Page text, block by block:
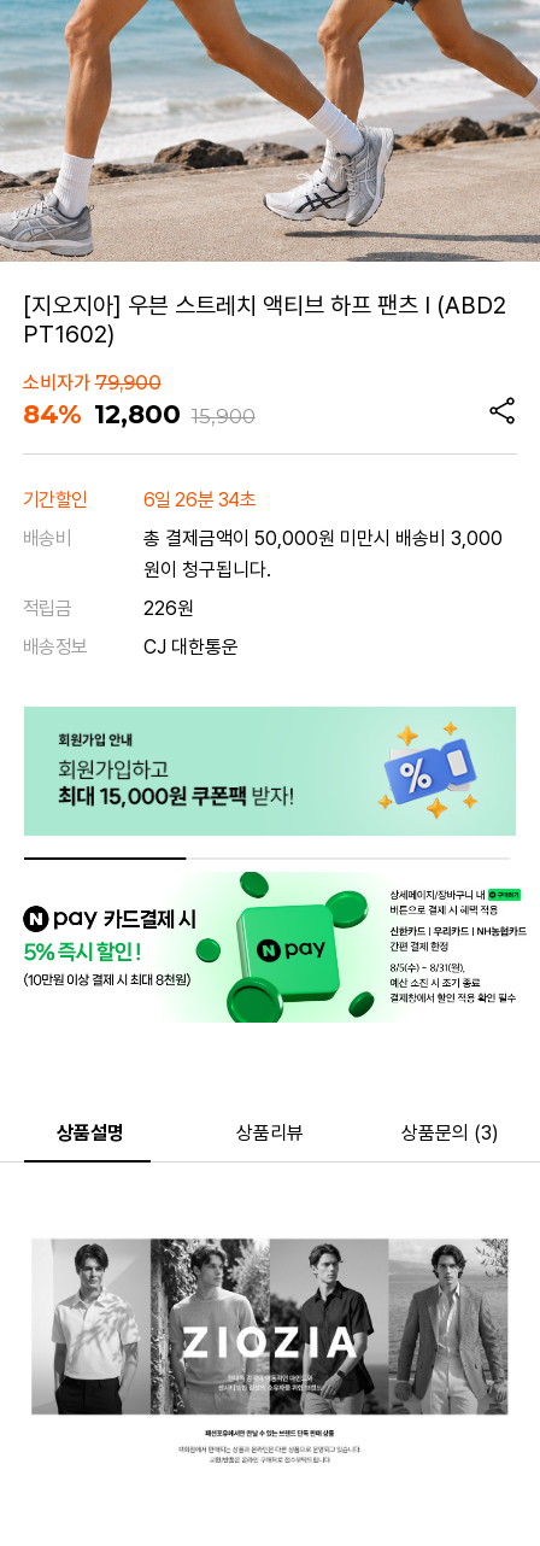
[지오지아] 우븐 스트레치 액티브 하프 팬츠 I (ABD2
PT1602)
소비자가79,900
84% 12,800 15,900
기간할인
6일 26분 34초
배송비
총 결제금액이 50,000원 미만시 배송비 3,000
원이 청구됩니다.
적립금
226원
배송정보
CJ 대한통운
상품설명 상품리뷰 상품문의 (3)